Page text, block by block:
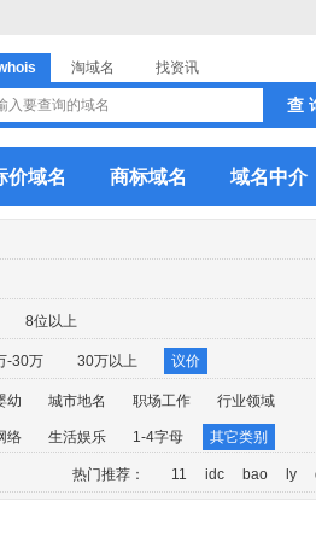
淘域名 找资讯
价域名 商标域名 域名中介
8位以上
-30万 30万以上 议价
幼 城市地名 职场工作 行业领域
络 生活娱乐 1-4字母 其它类别
热门推荐： 11 idc bao ly